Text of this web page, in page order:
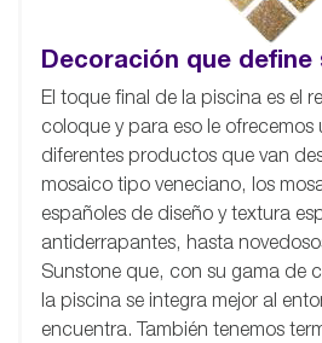
Decoración que define
El toque final de la piscina es el
coloque y para eso le
diferentes productos que van
mosaico tipo veneciano, los
españoles de diseño y textura
antiderrapantes, hasta
Sunstone que, con su gama de
la piscina se integra mejor al
encuentra. También tenemos